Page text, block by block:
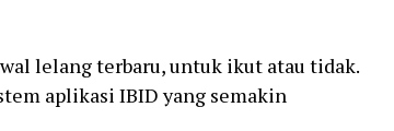
lelang terbaru, untuk ikut atau tidak.
aplikasi IBID yang semakin